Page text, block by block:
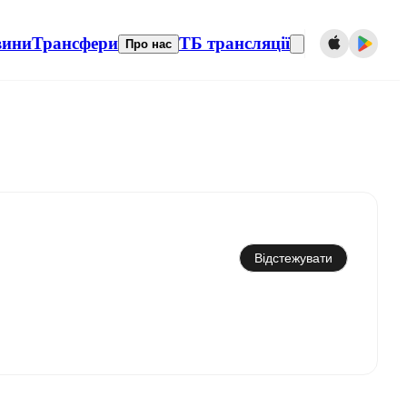
Трансфери Про нас ТБ трансляції
Відстежувати